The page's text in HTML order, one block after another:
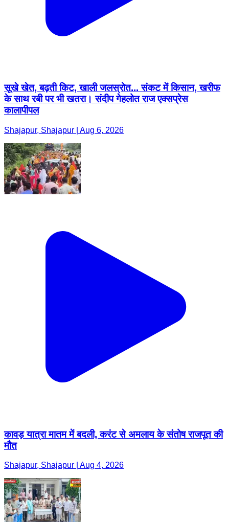
सूखे खेत, बढ़ती किट, खाली जलस्रोत... संकट में किसान, खरीफ
के साथ रबी पर भी खतरा। संदीप गेहलोत राज एक्सप्रेस
कालापीपल
Shajapur, Shajapur | Aug 6, 2026
कावड़ यात्रा मातम में बदली, करंट से अमलाय के संतोष राजपूत की
मौत
Shajapur, Shajapur | Aug 4, 2026